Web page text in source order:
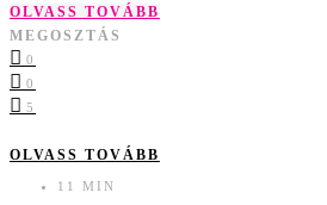
OLVASS TOVÁBB
MEGOSZTÁS
0
0
5
OLVASS TOVÁBB
11 MIN